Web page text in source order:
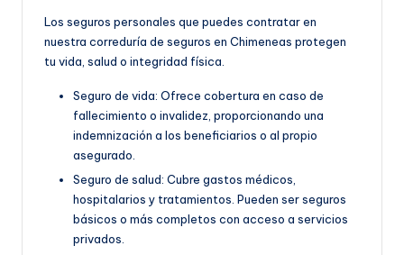
Los seguros personales que puedes contratar en
nuestra correduría de seguros en Chimeneas protegen
tu vida, salud o integridad física.
Seguro de vida: Ofrece cobertura en caso de
fallecimiento o invalidez, proporcionando una
indemnización a los beneficiarios o al propio
asegurado.
Seguro de salud: Cubre gastos médicos,
hospitalarios y tratamientos. Pueden ser seguros
básicos o más completos con acceso a servicios
privados.